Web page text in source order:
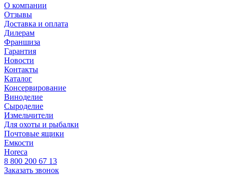
О компании
Отзывы
Доставка и оплата
Дилерам
Франшиза
Гарантия
Новости
Контакты
Каталог
Консервирование
Виноделие
Сыроделие
Измельчители
Для охоты и рыбалки
Почтовые ящики
Емкости
Horeca
8 800 200 67 13
Заказать звонок